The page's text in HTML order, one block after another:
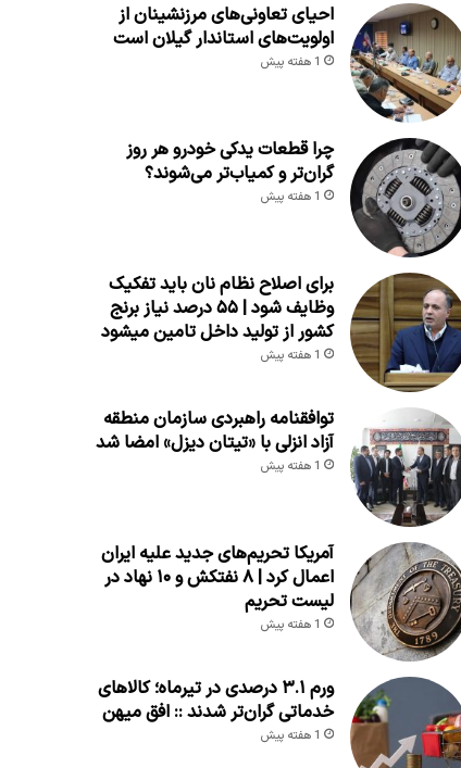
احیای تعاونی‌های مرزنشینان از
اولویت‌های استاندار گیلان است
1 هفته پیش
چرا قطعات یدکی خودرو هر روز
گران‌تر و کمیاب‌تر می‌شوند؟
1 هفته پیش
برای اصلاح نظام نان باید تفکیک
وظایف شود | ۵۵ درصد نیاز برنج
کشور از تولید داخل تامین میشود
1 هفته پیش
توافقنامه راهبردی سازمان منطقه
آزاد انزلی با «تیتان دیزل» امضا شد
1 هفته پیش
آمریکا تحریم‌های جدید علیه ایران
اعمال کرد | ۸ نفتکش و ۱۰ نهاد در
لیست تحریم
1 هفته پیش
ورم ۳.۱ درصدی در تیرماه؛ کالاهای
خدماتی گران‌تر شدند :: افق میهن
1 هفته پیش